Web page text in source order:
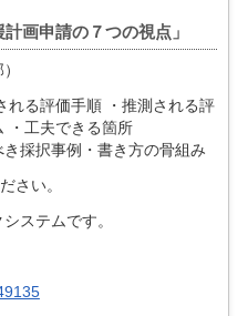
画申請の７つの視点」
れる評価手順 ・推測される評
・工夫できる箇所
採択事例・書き方の骨組み
さい。
ステムです。